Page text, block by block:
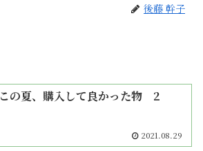
後藤 幹子
この夏、購入して良かった物 2
2021.08.29